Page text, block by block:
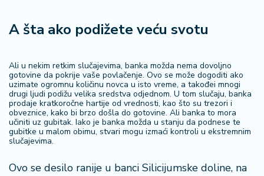
A šta ako podižete veću svotu
Ali u nekim retkim slučajevima, banka možda nema dovoljno
gotovine da pokrije vaše povlačenje. Ovo se može dogoditi ako
uzimate ogromnu količinu novca u isto vreme, a takođei mnogi
drugi ljudi podižu velika sredstva odjednom. U tom slučaju, banka
prodaje kratkoročne hartije od vrednosti, kao što su trezori i
obveznice, kako bi brzo došla do gotovine. Ali banka to mora
učiniti uz gubitak. Iako je banka možda u stanju da podnese te
gubitke u malom obimu, stvari mogu izmaći kontroli u ekstremnim
slučajevima.
Ovo se desilo ranije u banci Silicijumske doline, na